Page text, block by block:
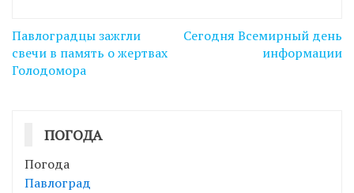
Навігація
записів
​Павлоградцы зажгли
свечи в память о жертвах
Голодомора
Сегодня Всемирный день
информации
ПОГОДА
Погода
Павлоград